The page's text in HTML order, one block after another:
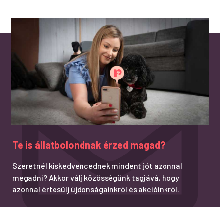
Te is állatbolondnak érzed magad?
Szeretnél kiskedvencednek mindent jót azonnal
megadni? Akkor válj közösségünk tagjává, hogy
azonnal értesülj újdonságainkról és akcióinkról.